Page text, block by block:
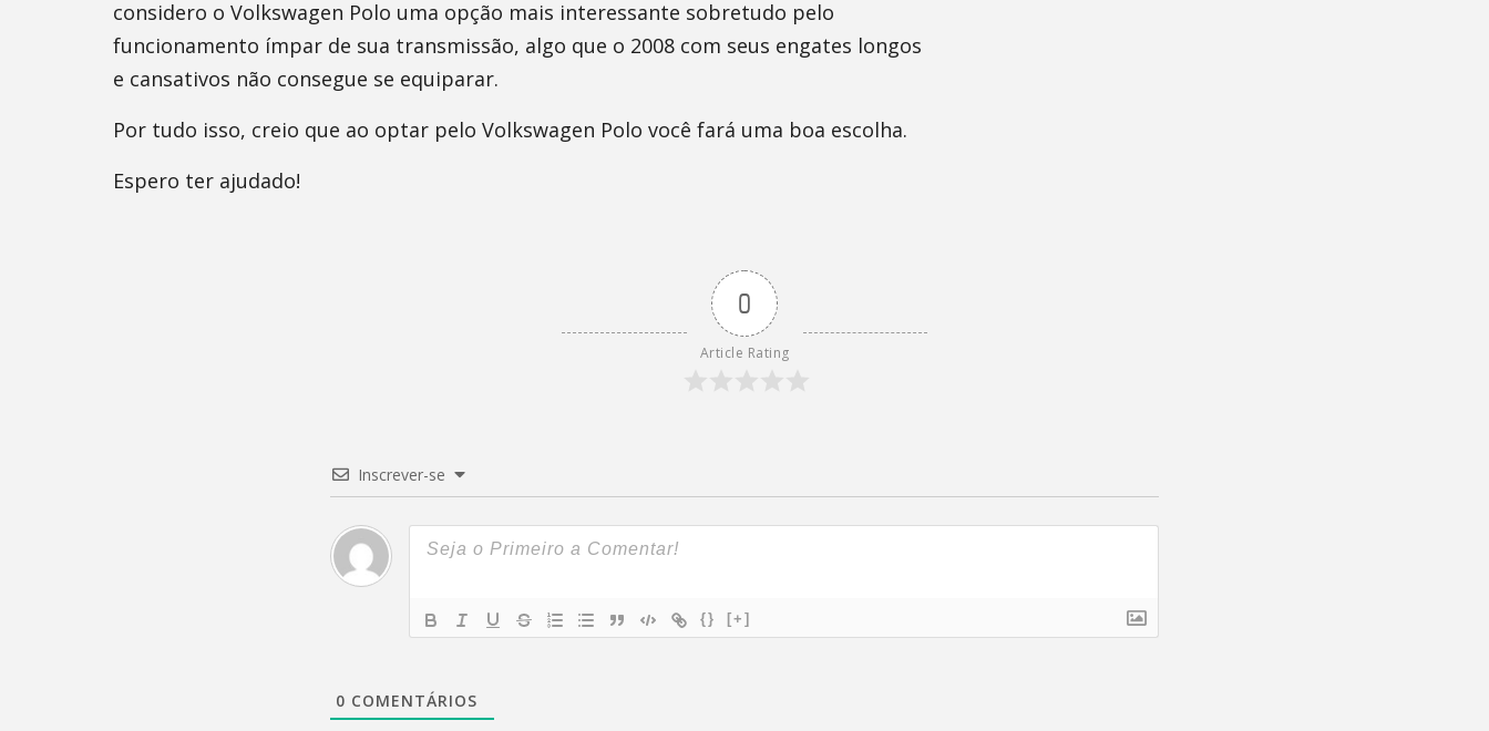
considero o Volkswagen Polo uma opção mais interessante sobretudo pelo
funcionamento ímpar de sua transmissão, algo que o 2008 com seus engates longos
e cansativos não consegue se equiparar.
Por tudo isso, creio que ao optar pelo Volkswagen Polo você fará uma boa escolha.
Espero ter ajudado!
0
Article Rating
Inscrever-se
{} [+]
0 COMENTÁRIOS